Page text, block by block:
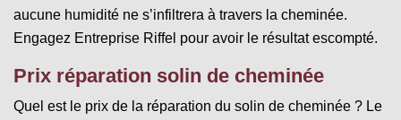
aucune humidité ne s’infiltrera à travers la cheminée.
Engagez Entreprise Riffel pour avoir le résultat escompté.
Prix réparation solin de cheminée
Quel est le prix de la réparation du solin de cheminée ? Le